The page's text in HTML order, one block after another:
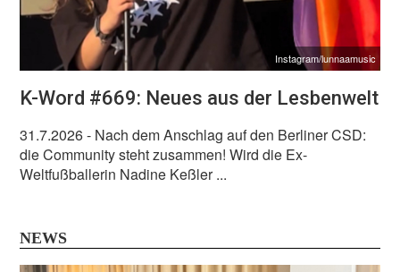
Instagram/lunnaamusic
K-Word #669: Neues aus der Lesbenwelt
31.7.2026- Nach dem Anschlag auf den Berliner CSD:
die Community steht zusammen! Wird die Ex-
Weltfußballerin Nadine Keßler ...
NEWS